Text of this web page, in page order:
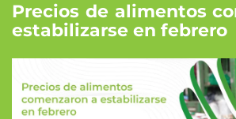
Precios de alimentos
estabilizarse en febrero